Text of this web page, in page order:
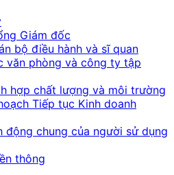
Giám đốc
bộ điều hành và sĩ quan
văn phòng và công ty tập
hợp chất lượng và môi trường
Tiếp tục Kinh doanh
động chung của người sử dụng
thông